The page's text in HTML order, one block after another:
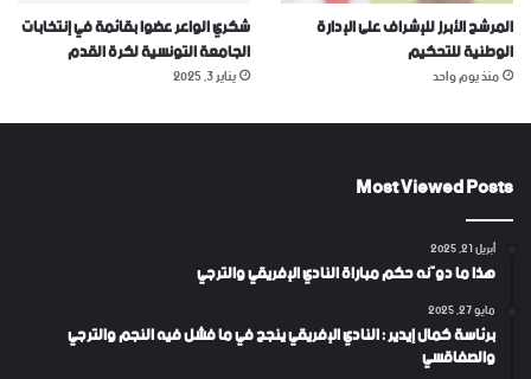
المرشح الأبرز للإشراف على الإدارة
الوطنية للتحكيم
منذ يوم واحد
شكري الواعر عضوا بقائمة في إنتخابات
الجامعة التونسية لكرة القدم
يناير 3, 2025
Most Viewed Posts
أبريل 21, 2025
هذا ما دوّنه حكم مباراة النادي الإفريقي والترجي
مايو 27, 2025
برئاسة كمال إيدير : النادي الإفريقي ينجح في ما فشل فيه النجم والترجي
والصفاقسي